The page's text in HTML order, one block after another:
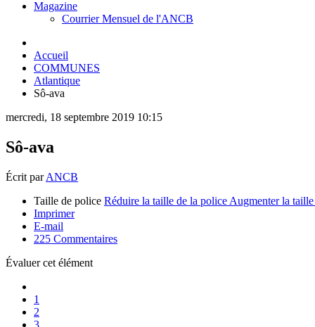
Magazine
Courrier Mensuel de l'ANCB
Accueil
COMMUNES
Atlantique
Sô-ava
mercredi, 18 septembre 2019 10:15
Sô-ava
Écrit parANCB
Taille de police Réduire la taille de la police Augmenter la
Imprimer
E-mail
225 Commentaires
Évaluer cet élément
1
2
3